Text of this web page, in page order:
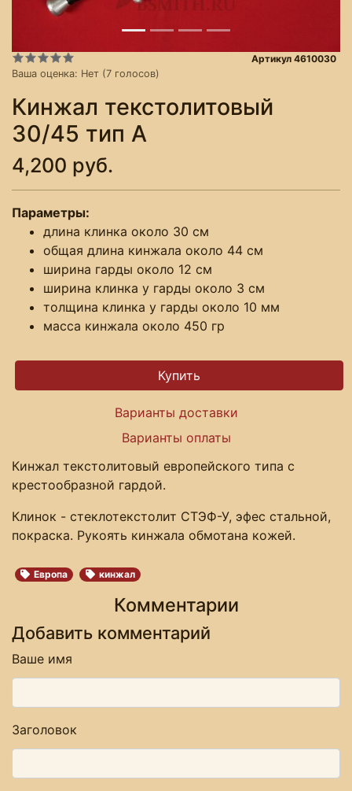
Ваша оценка: Нет (7 голосов)
Артикул 4610030
Кинжал текстолитовый
30/45 тип А
4,200 руб.
Параметры:
длина клинка около 30 см
общая длина кинжала около 44 см
ширина гарды около 12 см
ширина клинка у гарды около 3 см
толщина клинка у гарды около 10 мм
масса кинжала около 450 гр
Варианты доставки
Варианты оплаты
Кинжал текстолитовый европейского типа с
крестообразной гардой.
Клинок - стеклотекстолит СТЭФ-У, эфес стальной,
покраска. Рукоять кинжала обмотана кожей.
Европа кинжал
Комментарии
Добавить комментарий
Ваше имя
Заголовок